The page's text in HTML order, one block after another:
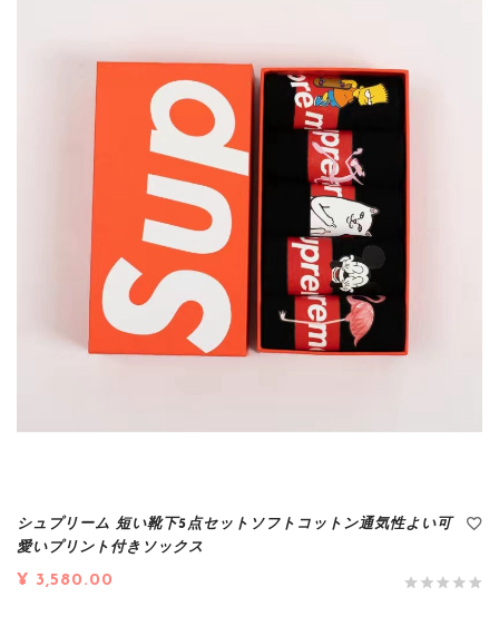
シュプリーム 短い靴下5点セットソフトコットン通気性よい可
愛いプリント付きソックス
¥ 3,580.00